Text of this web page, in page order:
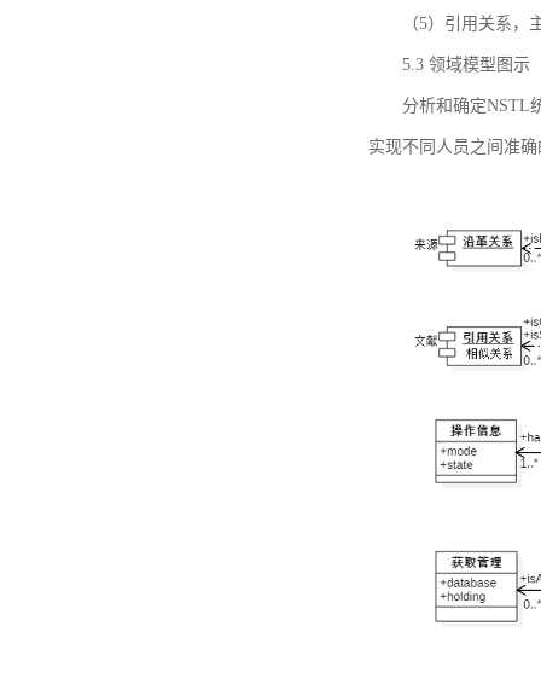
（5）引用关系，
5.3 领域模型图示
分析和确定NSTL
实现不同人员之间准